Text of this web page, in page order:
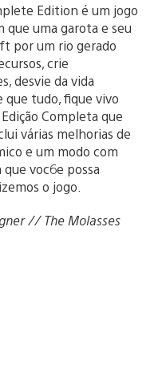
Edition é um jogo
que uma garota e seu
por um rio gerado
crie
desvie da vida
que tudo, fique vivo
Completa que
várias melhorias de
e um modo com
voc6e possa
o jogo.
// The Molasses